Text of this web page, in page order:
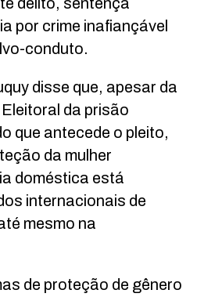
por crime inafiançável
conduto.
disse que, apesar da
da prisão
que antecede o pleito,
da mulher
doméstica está
internacionais de
mesmo na
de proteção de gênero